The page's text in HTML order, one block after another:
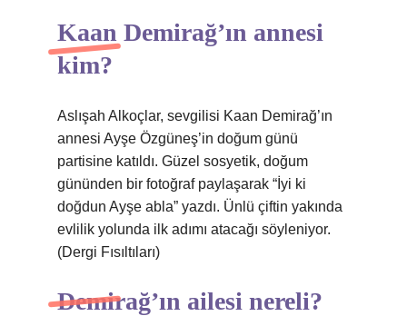
Kaan Demirağ’ın annesi
kim?
Aslışah Alkoçlar, sevgilisi Kaan Demirağ’ın
annesi Ayşe Özgüneş’in doğum günü
partisine katıldı. Güzel sosyetik, doğum
gününden bir fotoğraf paylaşarak “İyi ki
doğdun Ayşe abla” yazdı. Ünlü çiftin yakında
evlilik yolunda ilk adımı atacağı söyleniyor.
(Dergi Fısıltıları)
Demirağ’ın ailesi nereli?